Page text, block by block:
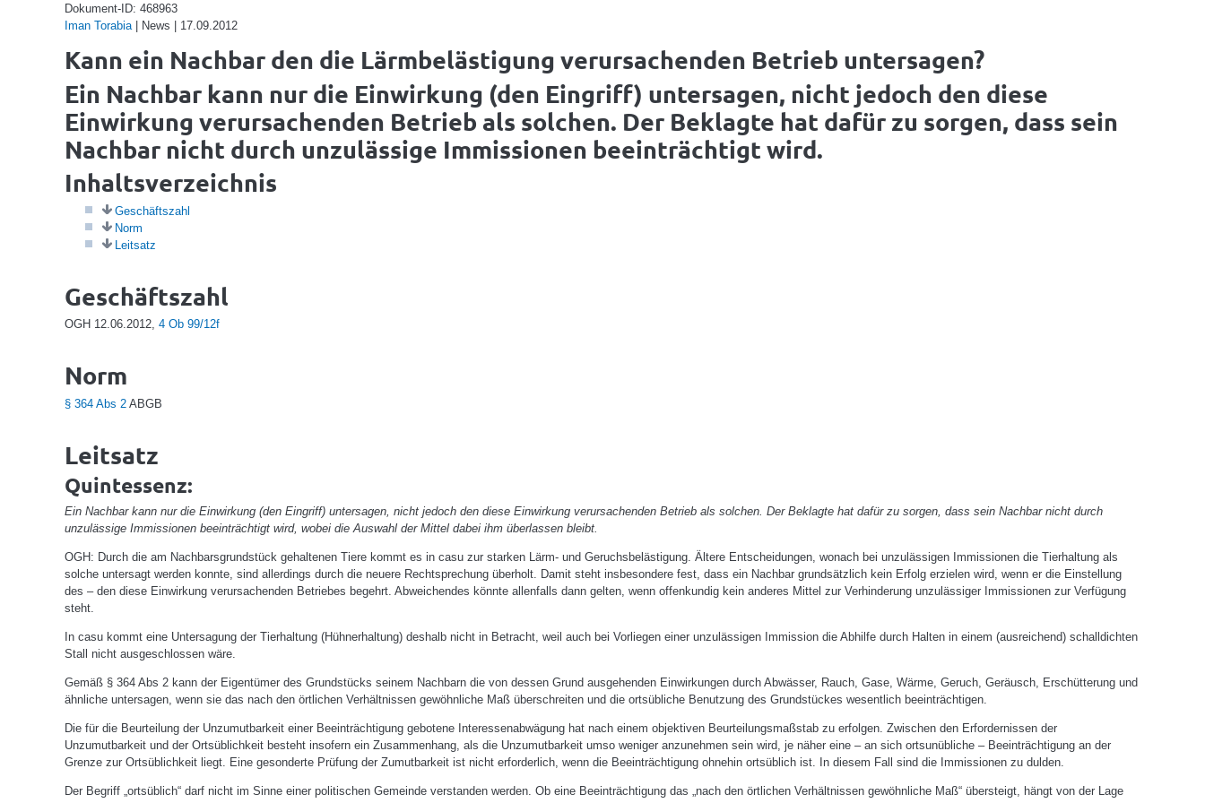
Dokument-ID: 468963
Iman Torabia| News | 17.09.2012
Kann ein Nachbar den die Lärmbelästigung verursachenden Betrieb untersagen?
Ein Nachbar kann nur die Einwirkung (den Eingriff) untersagen, nicht jedoch den diese
Einwirkung verursachenden Betrieb als solchen. Der Beklagte hat dafür zu sorgen, dass sein
Nachbar nicht durch unzulässige Immissionen beeinträchtigt wird.
Inhaltsverzeichnis
Geschäftszahl
Norm
Leitsatz
Geschäftszahl
OGH 12.06.2012, 4 Ob 99/12f
Norm
§ 364 Abs 2 ABGB
Leitsatz
Quintessenz:
Ein Nachbar kann nur die Einwirkung (den Eingriff) untersagen, nicht jedoch den diese Einwirkung verursachenden Betrieb als solchen. Der Beklagte hat dafür zu sorgen, dass sein Nachbar nicht durch
unzulässige Immissionen beeinträchtigt wird, wobei die Auswahl der Mittel dabei ihm überlassen bleibt.
OGH: Durch die am Nachbarsgrundstück gehaltenen Tiere kommt es in casu zur starken Lärm- und Geruchsbelästigung. Ältere Entscheidungen, wonach bei unzulässigen Immissionen die Tierhaltung als
solche untersagt werden konnte, sind allerdings durch die neuere Rechtsprechung überholt. Damit steht insbesondere fest, dass ein Nachbar grundsätzlich kein Erfolg erzielen wird, wenn er die Einstellung
des – den diese Einwirkung verursachenden Betriebes begehrt. Abweichendes könnte allenfalls dann gelten, wenn offenkundig kein anderes Mittel zur Verhinderung unzulässiger Immissionen zur Verfügung
steht.
In casu kommt eine Untersagung der Tierhaltung (Hühnerhaltung) deshalb nicht in Betracht, weil auch bei Vorliegen einer unzulässigen Immission die Abhilfe durch Halten in einem (ausreichend) schalldichten
Stall nicht ausgeschlossen wäre.
Gemäß § 364 Abs 2 kann der Eigentümer des Grundstücks seinem Nachbarn die von dessen Grund ausgehenden Einwirkungen durch Abwässer, Rauch, Gase, Wärme, Geruch, Geräusch, Erschütterung und
ähnliche untersagen, wenn sie das nach den örtlichen Verhältnissen gewöhnliche Maß überschreiten und die ortsübliche Benutzung des Grundstückes wesentlich beeinträchtigen.
Die für die Beurteilung der Unzumutbarkeit einer Beeinträchtigung gebotene Interessenabwägung hat nach einem objektiven Beurteilungsmaßstab zu erfolgen. Zwischen den Erfordernissen der
Unzumutbarkeit und der Ortsüblichkeit besteht insofern ein Zusammenhang, als die Unzumutbarkeit umso weniger anzunehmen sein wird, je näher eine – an sich ortsunübliche – Beeinträchtigung an der
Grenze zur Ortsüblichkeit liegt. Eine gesonderte Prüfung der Zumutbarkeit ist nicht erforderlich, wenn die Beeinträchtigung ohnehin ortsüblich ist. In diesem Fall sind die Immissionen zu dulden.
Der Begriff „ortsüblich“ darf nicht im Sinne einer politischen Gemeinde verstanden werden. Ob eine Beeinträchtigung das „nach den örtlichen Verhältnissen gewöhnliche Maß“ übersteigt, hängt von der Lage